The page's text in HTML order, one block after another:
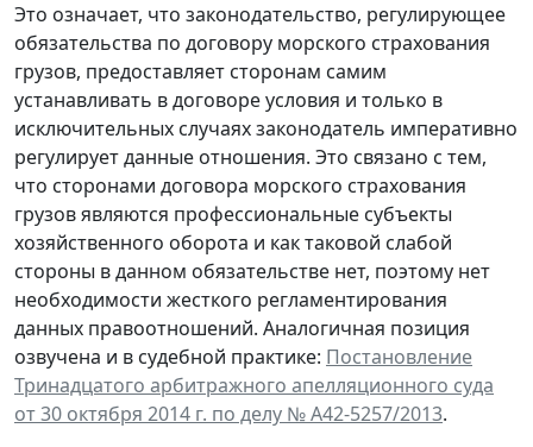
Это означает, что законодательство, регулирующее
обязательства по договору морского страхования
грузов, предоставляет сторонам самим
устанавливать в договоре условия и только в
исключительных случаях законодатель императивно
регулирует данные отношения. Это связано с тем,
что сторонами договора морского страхования
грузов являются профессиональные субъекты
хозяйственного оборота и как таковой слабой
стороны в данном обязательстве нет, поэтому нет
необходимости жесткого регламентирования
данных правоотношений. Аналогичная позиция
озвучена и в судебной практике: Постановление
Тринадцатого арбитражного апелляционного суда
от 30 октября 2014 г. по делу № А42-5257/2013.